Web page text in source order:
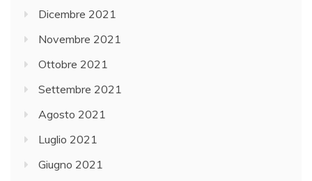
Dicembre 2021
Novembre 2021
Ottobre 2021
Settembre 2021
Agosto 2021
Luglio 2021
Giugno 2021